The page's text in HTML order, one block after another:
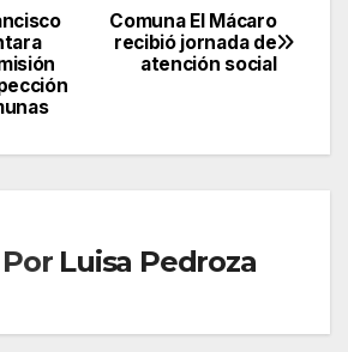
Comuna El Mácaro
recibió jornada de
atención social
Por Luisa Pedroza